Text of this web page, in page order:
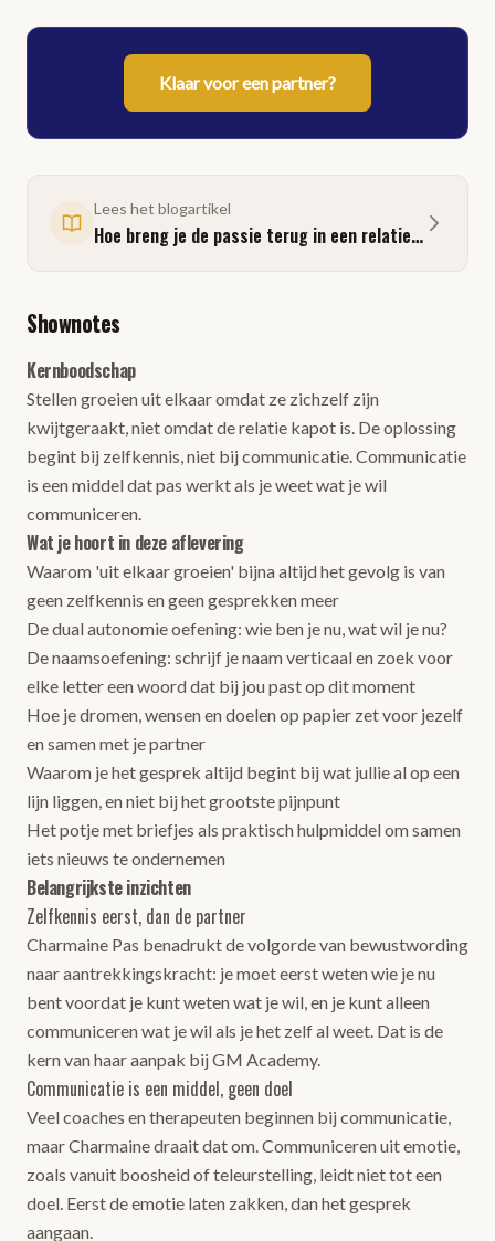
Klaar voor een partner?
Lees het blogartikel
Hoe breng je de passie terug in een relatie zonder vuurwerk?
Shownotes
Kernboodschap
Stellen groeien uit elkaar omdat ze zichzelf zijn
kwijtgeraakt, niet omdat de relatie kapot is. De oplossing
begint bij zelfkennis, niet bij communicatie. Communicatie
is een middel dat pas werkt als je weet wat je wil
communiceren.
Wat je hoort in deze aflevering
Waarom 'uit elkaar groeien' bijna altijd het gevolg is van
geen zelfkennis en geen gesprekken meer
De dual autonomie oefening: wie ben je nu, wat wil je nu?
De naamsoefening: schrijf je naam verticaal en zoek voor
elke letter een woord dat bij jou past op dit moment
Hoe je dromen, wensen en doelen op papier zet voor jezelf
en samen met je partner
Waarom je het gesprek altijd begint bij wat jullie al op een
lijn liggen, en niet bij het grootste pijnpunt
Het potje met briefjes als praktisch hulpmiddel om samen
iets nieuws te ondernemen
Belangrijkste inzichten
Zelfkennis eerst, dan de partner
Charmaine Pas benadrukt de volgorde van bewustwording
naar aantrekkingskracht: je moet eerst weten wie je nu
bent voordat je kunt weten wat je wil, en je kunt alleen
communiceren wat je wil als je het zelf al weet. Dat is de
kern van haar aanpak bij GM Academy.
Communicatie is een middel, geen doel
Veel coaches en therapeuten beginnen bij communicatie,
maar Charmaine draait dat om. Communiceren uit emotie,
zoals vanuit boosheid of teleurstelling, leidt niet tot een
doel. Eerst de emotie laten zakken, dan het gesprek
aangaan.